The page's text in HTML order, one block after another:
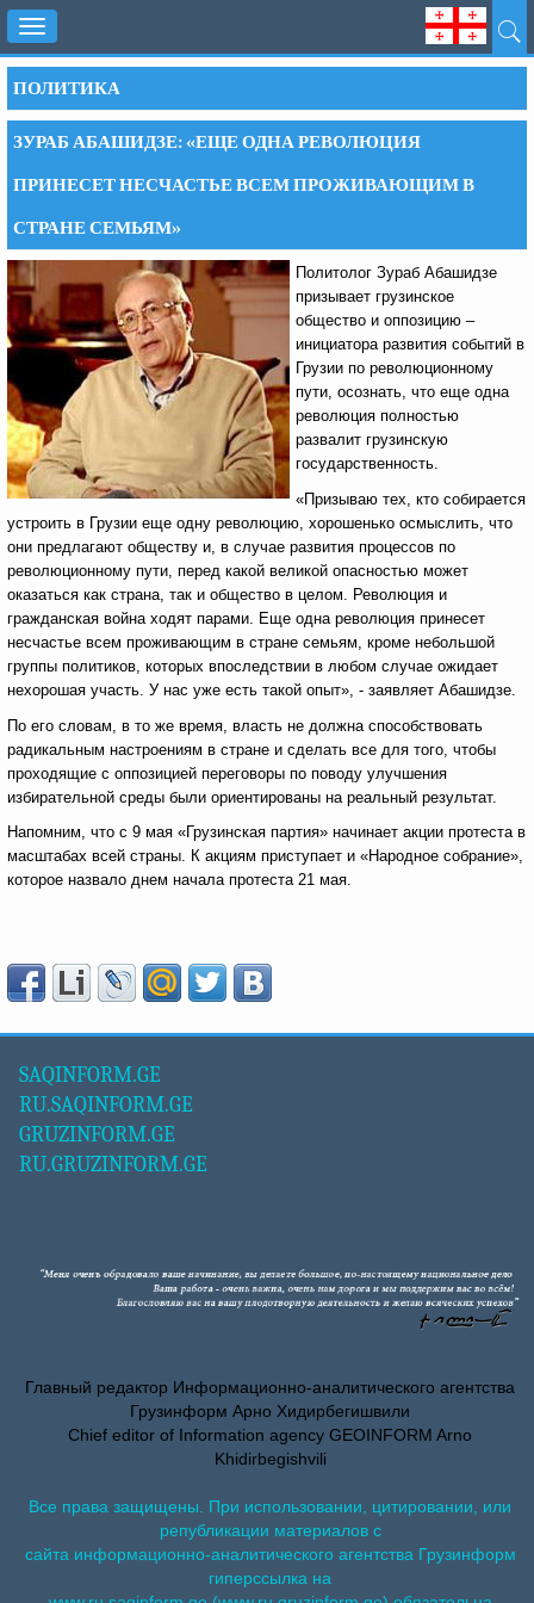
Toggle
navigation
ПОЛИТИКА
ЗУРАБ АБАШИДЗЕ: «ЕЩЕ ОДНА РЕВОЛЮЦИЯ
ПРИНЕСЕТ НЕСЧАСТЬЕ ВСЕМ ПРОЖИВАЮЩИМ В
СТРАНЕ СЕМЬЯМ»
Политолог Зураб Абашидзе
призывает грузинское
общество и оппозицию –
инициатора развития событий в
Грузии по революционному
пути, осознать, что еще одна
революция полностью
развалит грузинскую
государственность.
«Призываю тех, кто собирается
устроить в Грузии еще одну революцию, хорошенько осмыслить, что
они предлагают обществу и, в случае развития процессов по
революционному пути, перед какой великой опасностью может
оказаться как страна, так и общество в целом. Революция и
гражданская война ходят парами. Еще одна революция принесет
несчастье всем проживающим в стране семьям, кроме небольшой
группы политиков, которых впоследствии в любом случае ожидает
нехорошая участь. У нас уже есть такой опыт», - заявляет Абашидзе.
По его словам, в то же время, власть не должна способствовать
радикальным настроениям в стране и сделать все для того, чтобы
проходящие с оппозицией переговоры по поводу улучшения
избирательной среды были ориентированы на реальный результат.
Напомним, что с 9 мая «Грузинская партия» начинает акции протеста в
масштабах всей страны. К акциям приступает и «Народное собрание»,
которое назвало днем начала протеста 21 мая.
SAQINFORM.GE
RU.SAQINFORM.GE
GRUZINFORM.GE
RU.GRUZINFORM.GE
Главный редактор Информационно-аналитического агентства
Грузинформ Арно Хидирбегишвили
Chief editor of Information agency GEOINFORM Arno
Khidirbegishvili
Все права защищены. При использовании, цитировании, или
републикации материалов с
сайта информационно-аналитического агентства Грузинформ
гиперссылка на